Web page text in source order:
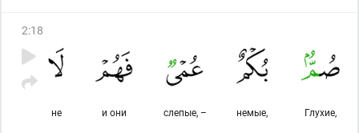
2:18
Глухие,
немые,
слепые, –
и они
не